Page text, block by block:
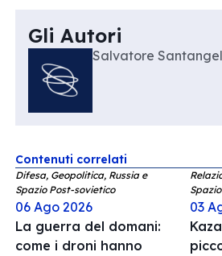
Gli Autori
Salvatore
Contenuti correlati
Difesa, Geopolitica, Russia e
Spazio Post-sovietico
06 Ago 2026
La guerra del domani:
come i droni hanno
03